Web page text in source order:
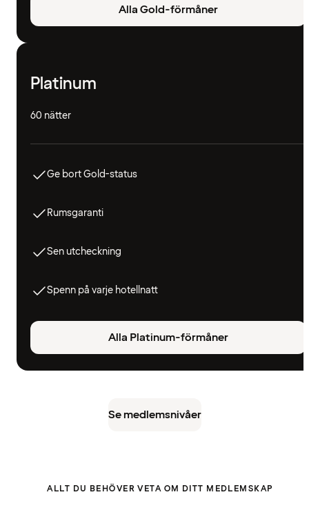
Alla Gold-förmåner
Platinum
60 nätter
Ge bort Gold-status
Rumsgaranti
Sen utcheckning
Spenn på varje hotellnatt
Alla Platinum-förmåner
Se medlemsnivåer
ALLT DU BEHÖVER VETA OM DITT MEDLEMSKAP